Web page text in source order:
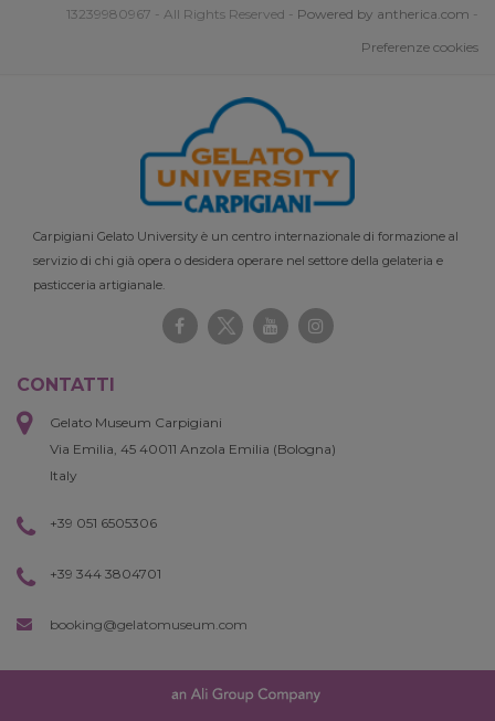
13239980967 - All Rights Reserved - Powered by antherica.com -
Preferenze cookies
Carpigiani Gelato University è un centro internazionale di formazione al
servizio di chi già opera o desidera operare nel settore della gelateria e
pasticceria artigianale.
CONTATTI
Gelato Museum Carpigiani
Via Emilia, 45 40011 Anzola Emilia (Bologna)
Italy
+39 051 6505306
+39 344 3804701
booking@gelatomuseum.com